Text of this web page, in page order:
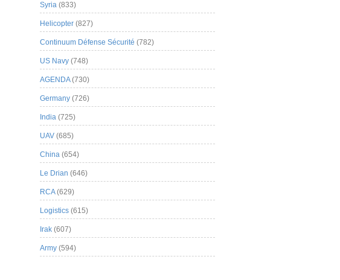
Syria (833)
Helicopter (827)
Continuum Défense Sécurité (782)
US Navy (748)
AGENDA(730)
Germany (726)
India (725)
UAV (685)
China (654)
Le Drian (646)
RCA(629)
Logistics (615)
Irak (607)
Army (594)